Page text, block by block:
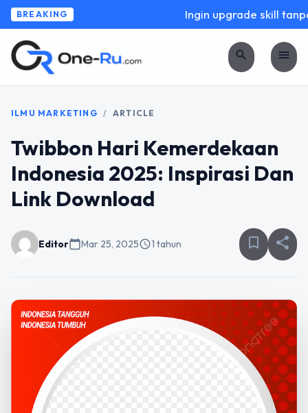
BREAKING Ingin upgrade skill
search menu
ILMU MARKETING / ARTICLE
Twibbon Hari Kemerdekaan
Indonesia 2025: Inspirasi Dan
Link Download
Editorcalendar_todayMar 25, 2025schedule1 tahun bookmark_border share